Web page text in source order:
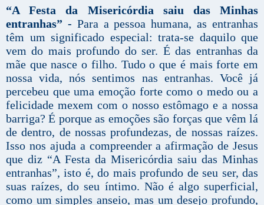
“A Festa da Misericórdia saiu das Minhas
entranhas” - Para a pessoa humana, as entranhas
têm um significado especial: trata-se daquilo que
vem do mais profundo do ser. É das entranhas da
mãe que nasce o filho. Tudo o que é mais forte em
nossa vida, nós sentimos nas entranhas. Você já
percebeu que uma emoção forte como o medo ou a
felicidade mexem com o nosso estômago e a nossa
barriga? É porque as emoções são forças que vêm lá
de dentro, de nossas profundezas, de nossas raízes.
Isso nos ajuda a compreender a afirmação de Jesus
que diz “A Festa da Misericórdia saiu das Minhas
entranhas”, isto é, do mais profundo de seu ser, das
suas raízes, do seu íntimo. Não é algo superficial,
como um simples anseio, mas um desejo profundo,